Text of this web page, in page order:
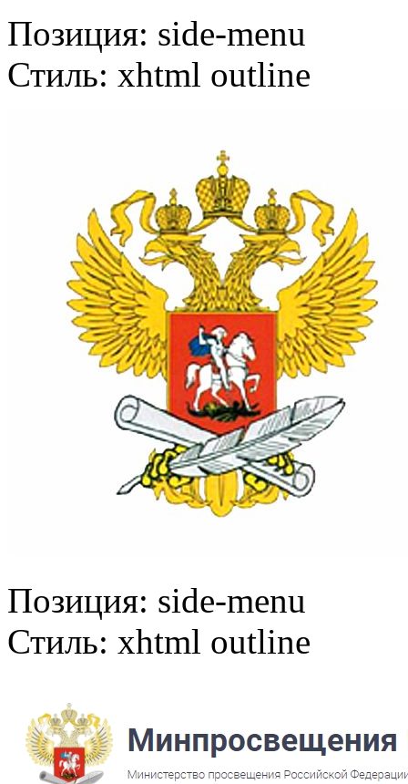
Позиция: side-menu
Стиль: xhtml outline
Позиция: side-menu
Стиль: xhtml outline